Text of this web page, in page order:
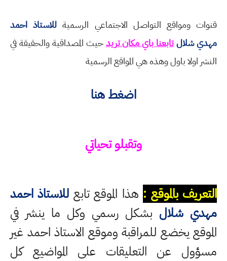
قنوات ومواقع التواصل الاجتماعي الرسمية للاستاذ احمد
مهدي شلالتابعنا باي مكان تريدحيث المصداقية والحقيقة في
النشر اولا باول وهذه هي المواقع الرسمية
اضغط هنا
وتقبلو تحياتي
التعريف بالموقع : هذا الموقع تابع للاستاذ احمد
مهدي شلال بشكل رسمي وكل ما ينشر في
الموقع يخضع للمراقبة وموقع الاستاذ احمد غير
مسؤول عن التعليقات على المواضيع كل